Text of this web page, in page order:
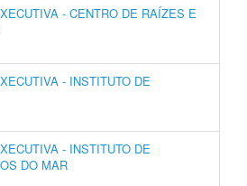
- CENTRO DE RAÍZES E
- INSTITUTO DE
- INSTITUTO DE
DO MAR